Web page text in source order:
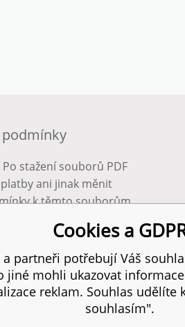
Po stažení souborů PDF
ani jinak měnit
k těmto souborům.
vyhrazena.
Cookies a
partneři potřebují Váš
jiné mohli ukazovat
reklam. Souhlas udělíte
souhlasím".